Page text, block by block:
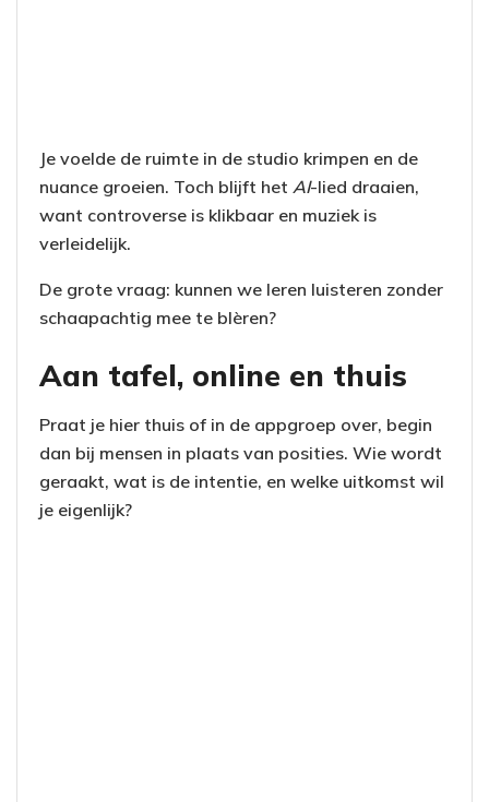
Je voelde de ruimte in de studio krimpen en de
nuance groeien. Toch blijft het AI-lied draaien,
want controverse is klikbaar en muziek is
verleidelijk.
De grote vraag: kunnen we leren luisteren zonder
schaapachtig mee te blèren?
Aan tafel, online en thuis
Praat je hier thuis of in de appgroep over, begin
dan bij mensen in plaats van posities. Wie wordt
geraakt, wat is de intentie, en welke uitkomst wil
je eigenlijk?